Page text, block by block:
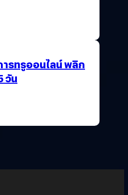
ยั่งยืน
รทรูออนไลน์ พลิก
วัน